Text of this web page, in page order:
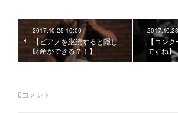
2017.10.25 10:00
【ピアノを継続すると隠し
財産ができる？！】
【コン
ですね】
0コメント